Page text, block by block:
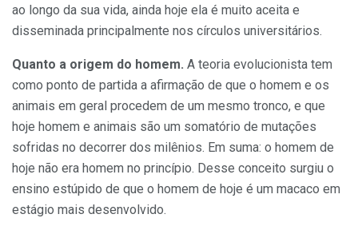
ao longo da sua vida, ainda hoje ela é muito aceita e
disseminada principalmen­te nos círculos universitários.
Quanto a origem do homem. A teoria evolucionista tem
como ponto de partida a afirmação de que o homem e os
animais em geral pro­cedem de um mesmo tronco, e que
hoje homem e animais são um so­matório de mutações
sofridas no de­correr dos milênios. Em suma: o ho­mem de
hoje não era homem no princípio. Desse conceito surgiu o
ensino estúpido de que o homem de hoje é um macaco em
estágio mais desenvolvido.